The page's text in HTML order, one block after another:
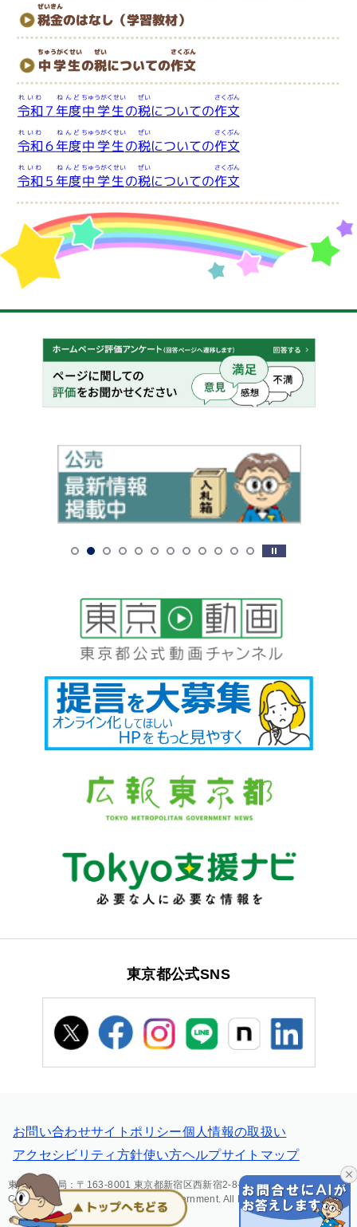
税金
ぜいきん
のはなし（学習教材）
中学生
ちゅうがくせい
の税
ぜい
についての作文
さくぶん
令和
れいわ
７年度
ねんど
中学生
ちゅうがくせい
の税
ぜい
についての作文
さくぶん
令和
れいわ
６年度
ねんど
中学生
ちゅうがくせい
の税
ぜい
についての作文
さくぶん
令和
れいわ
５年度
ねんど
中学生
ちゅうがくせい
の税
ぜい
についての作文
さくぶん
東京都公式SNS
お問い合わせサイトポリシー個人情報の取扱い
アクセシビリティ方針使い方ヘルプサイトマップ
東京都主税局：〒163-8001 東京都新宿区西新宿2-8-1 電話：03-5388-2925
Copyright (C) Tokyo Metropolitan Government. All Rights Reserved.